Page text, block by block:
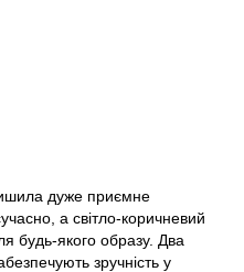
дуже приємне
а світло-коричневий
будь-якого образу. Два
зручність у